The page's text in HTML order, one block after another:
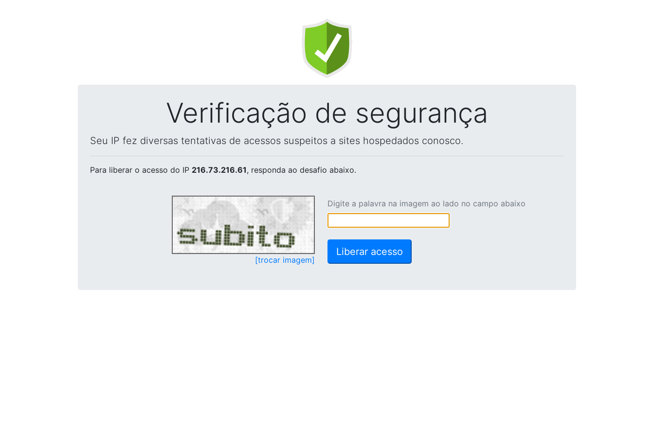
Verificação de segurança
Seu IP fez diversas tentativas de acessos suspeitos a sites hospedados conosco.
Para liberar o acesso do IP 216.73.216.61, responda ao desafio abaixo.
[trocar imagem]
Digite a palavra na imagem ao lado no campo abaixo